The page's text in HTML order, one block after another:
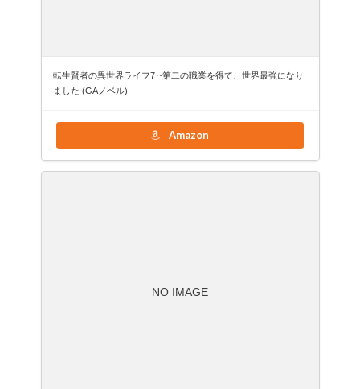
転生賢者の異世界ライフ7 ~第二の職業を得て、世界最強になり
ました (GAノベル)
Amazon
NO IMAGE